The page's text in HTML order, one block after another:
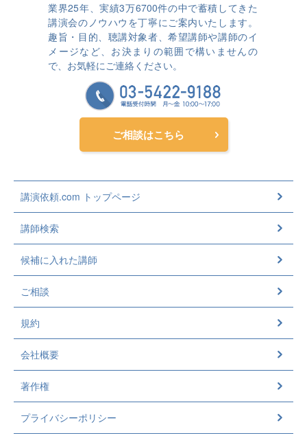
業界25年、実績3万6700件の中で蓄積してきた
講演会のノウハウを丁寧にご案内いたします。
趣旨・目的、聴講対象者、希望講師や講師のイ
メージなど、お決まりの範囲で構いませんの
で、お気軽にご連絡ください。
ご相談はこちら
講演依頼.com トップページ
講師検索
候補に入れた講師
ご相談
規約
会社概要
著作権
プライバシーポリシー